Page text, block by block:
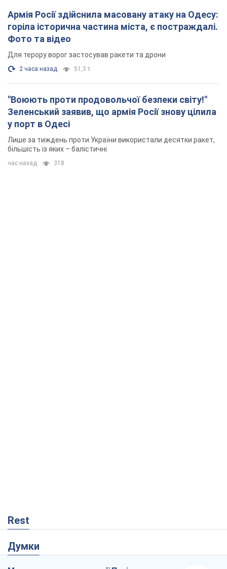
Армія Росії здійснила масовану атаку на Одесу:
горіла історична частина міста, є постраждалі.
Фото та відео
Для терору ворог застосував ракети та дрони
2 часа назад 51,3 т.
"Воюють проти продовольчої безпеки світу!"
Зеленський заявив, що армія Росії знову цілила
у порт в Одесі
Лише за тиждень проти України використали десятки ракет,
більшість із яких – балістичні
час назад 318
Rest
Думки